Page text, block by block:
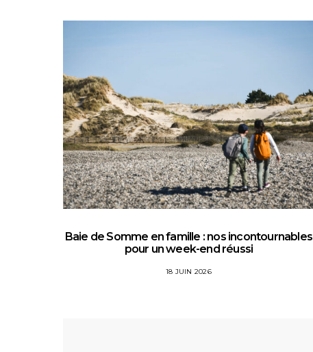
Baie de Somme en famille : nos incontournables
pour un week-end réussi
18 JUIN 2026